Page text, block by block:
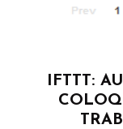
IFTTT: